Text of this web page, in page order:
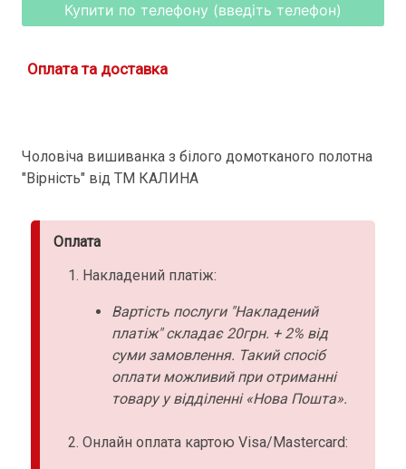
Купити по телефону (введіть телефон)
Оплата та доставка
Чоловіча вишиванка з білого домотканого полотна
"Вірність" від ТМ КАЛИНА
Оплата
Накладений платіж:
Вартість послуги "Накладений
платіж" складає 20грн. + 2% від
суми замовлення. Такий спосіб
оплати можливий при отриманні
товару у відділенні «Нова Пошта».
Онлайн оплата картою Visa/Mastercard: